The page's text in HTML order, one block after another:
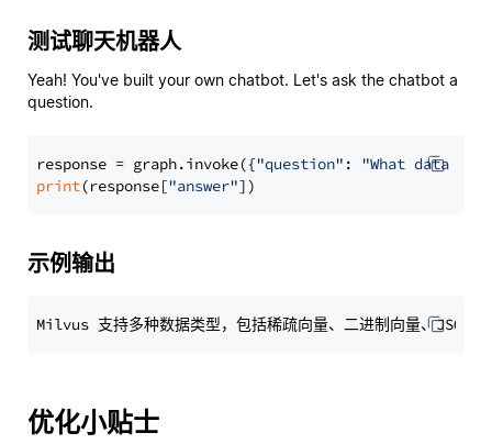
测试聊天机器人
Yeah! You've built your own chatbot. Let's ask the chatbot a
question.
response = graph.invoke({"question" : "What data
print(response["answer"
示例输出
优化小贴士